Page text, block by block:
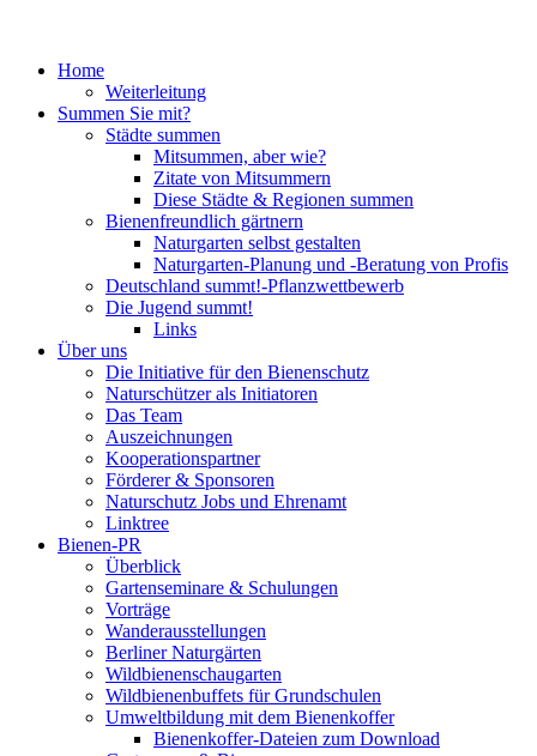
Home
Weiterleitung
Summen Sie mit?
Städte summen
Mitsummen, aber wie?
Zitate von Mitsummern
Diese Städte & Regionen summen
Bienenfreundlich gärtnern
Naturgarten selbst gestalten
Naturgarten-Planung und -Beratung von Profis
Deutschland summt!-Pflanzwettbewerb
Die Jugend summt!
Links
Über uns
Die Initiative für den Bienenschutz
Naturschützer als Initiatoren
Das Team
Auszeichnungen
Kooperationspartner
Förderer & Sponsoren
Naturschutz Jobs und Ehrenamt
Linktree
Bienen-PR
Überblick
Gartenseminare & Schulungen
Vorträge
Wanderausstellungen
Berliner Naturgärten
Wildbienenschaugarten
Wildbienenbuffets für Grundschulen
Umweltbildung mit dem Bienenkoffer
Bienenkoffer-Dateien zum Download